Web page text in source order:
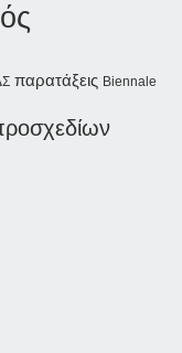
παρατάξεις Biennale